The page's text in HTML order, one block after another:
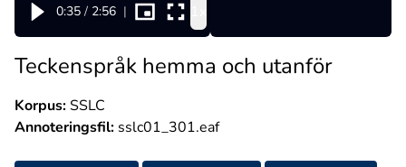
0:35 / 2:56 |
Teckenspråk hemma och utanför
Korpus:SSLC
Annoteringsfil: sslc01_301.eaf